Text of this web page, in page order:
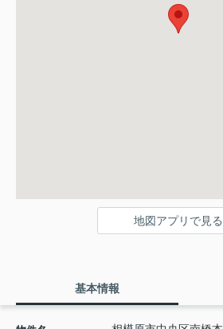
地図アプリで見る
基本情報